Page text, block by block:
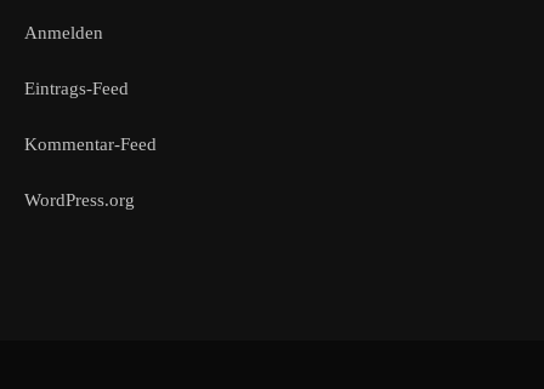
Anmelden
Eintrags-Feed
Kommentar-Feed
WordPress.org